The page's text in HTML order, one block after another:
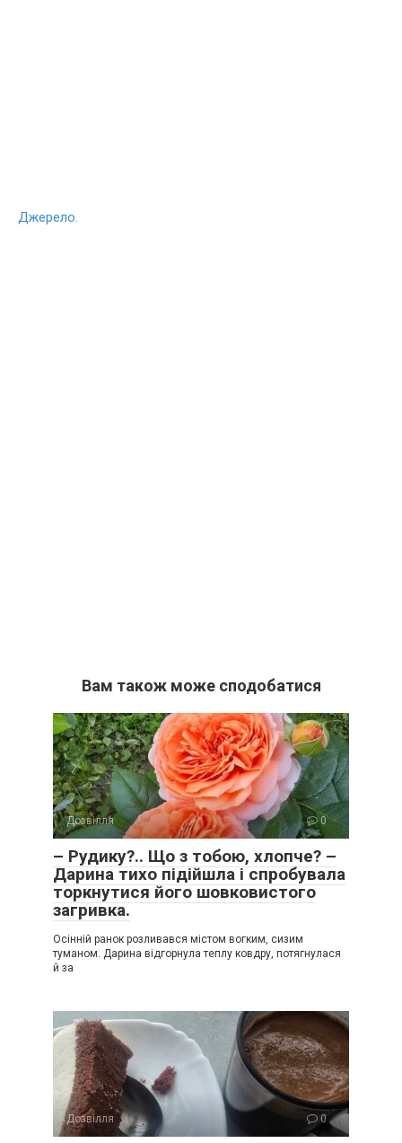
Джерело.
Вам також може сподобатися
Дозвілля 0
– Рудику?.. Що з тобою, хлопче? –
Дарина тихо підійшла і спробувала
торкнутися його шовковистого
загривка.
Осінній ранок розливався містом вогким, сизим
туманом. Дарина відгорнула теплу ковдру, потягнулася
й за
Дозвілля 0